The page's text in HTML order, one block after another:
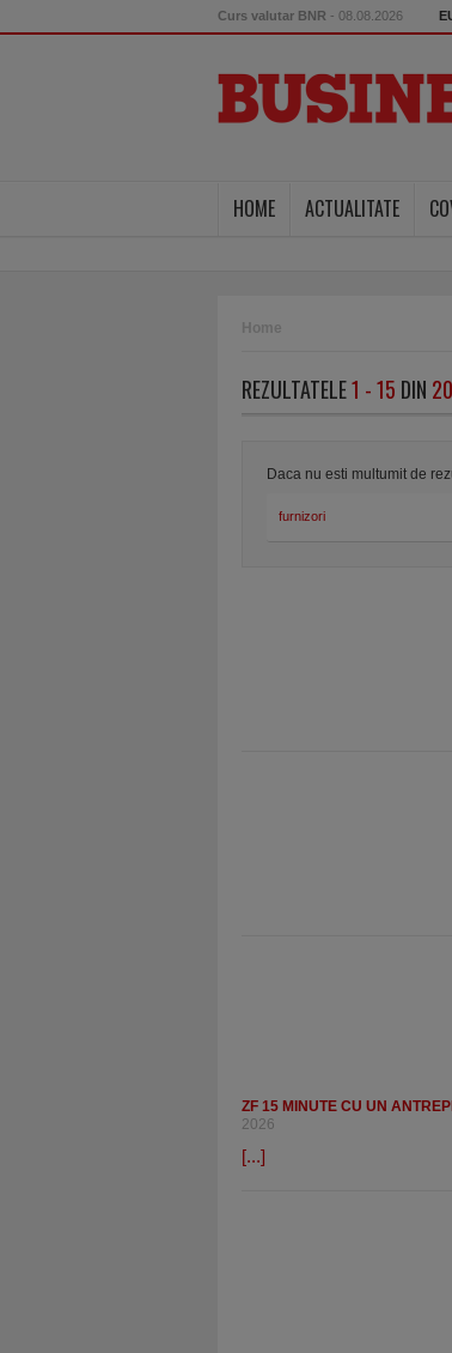
Curs valutar BNR - 08.08.2026
HOME ACTUALITATE
Home
REZULTATELE1 - 15 DIN
Daca nu esti multumit de
ZF 15 MINUTE CU UN
2026
[...]